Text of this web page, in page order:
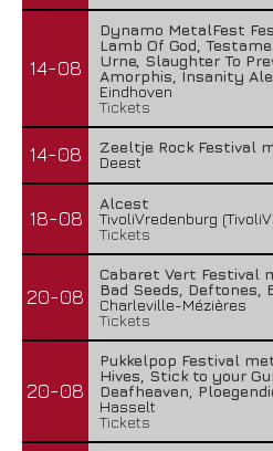
14-08
Dynamo MetalFest
Lamb Of God,
Urne, Slaughter To
Amorphis, Insanity
Eindhoven
Tickets
14-08
Zeeltje Rock Festival
Deest
18-08
Alcest
TivoliVredenburg
Tickets
20-08
Cabaret Vert Festival
Bad Seeds, Deftones,
Charleville-Mézières
Tickets
20-08
Pukkelpop Festival
Hives, Stick to your
Deafheaven,
Hasselt
Tickets